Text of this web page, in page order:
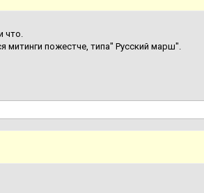
что.
митинги пожестче, типа" Русский марш".